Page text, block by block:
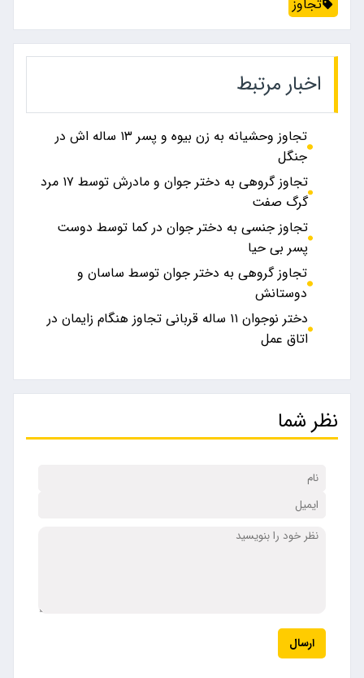
تجاوز
اخبار مرتبط
تجاوز وحشیانه به زن بیوه و پسر ۱۳ ساله اش در
جنگل
تجاوز گروهی به دختر جوان و مادرش توسط ۱۷ مرد
گرگ صفت
تجاوز جنسی به دختر جوان در کما توسط دوست
پسر بی حیا
تجاوز گروهی به دختر جوان توسط ساسان و
دوستانش
دختر نوجوان ۱۱ ساله قربانی تجاوز هنگام زایمان در
اتاق عمل
نظر شما
ارسال